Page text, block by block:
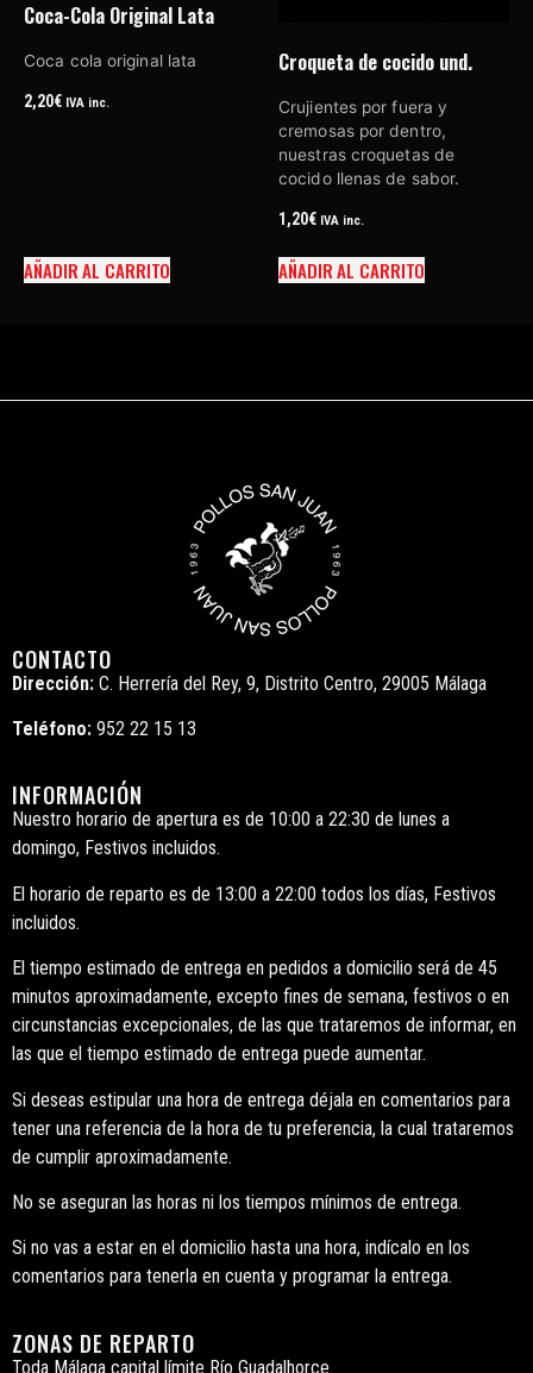
Coca-Cola Original Lata
Coca cola original lata
2,20€ IVA inc.
AÑADIR AL CARRITO
Croqueta de cocido und.
Crujientes por fuera y
cremosas por dentro,
nuestras croquetas de
cocido llenas de sabor.
1,20€ IVA inc.
AÑADIR AL CARRITO
CONTACTO
Dirección: C. Herrería del Rey, 9, Distrito Centro, 29005 Málaga
Teléfono: 952 22 15 13
INFORMACIÓN
Nuestro horario de apertura es de 10:00 a 22:30 de lunes a
domingo, Festivos incluidos.
El horario de reparto es de 13:00 a 22:00 todos los días, Festivos
incluidos.
El tiempo estimado de entrega en pedidos a domicilio será de 45
minutos aproximadamente, excepto fines de semana, festivos o en
circunstancias excepcionales, de las que trataremos de informar, en
las que el tiempo estimado de entrega puede aumentar.
Si deseas estipular una hora de entrega déjala en comentarios para
tener una referencia de la hora de tu preferencia, la cual trataremos
de cumplir aproximadamente.
No se aseguran las horas ni los tiempos mínimos de entrega.
Si no vas a estar en el domicilio hasta una hora, indícalo en los
comentarios para tenerla en cuenta y programar la entrega.
ZONAS DE REPARTO
Toda Málaga capital límite Río Guadalhorce.